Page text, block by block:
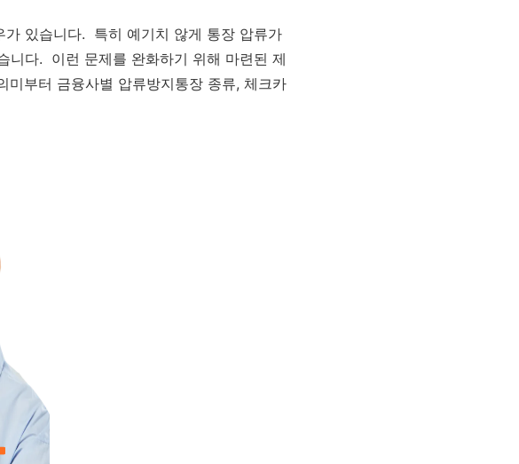
있습니다. 특히 예기치 않게 통장 압류가
니다. 이런 문제를 완화하기 위해 마련된 제
부터 금융사별 압류방지통장 종류, 체크카